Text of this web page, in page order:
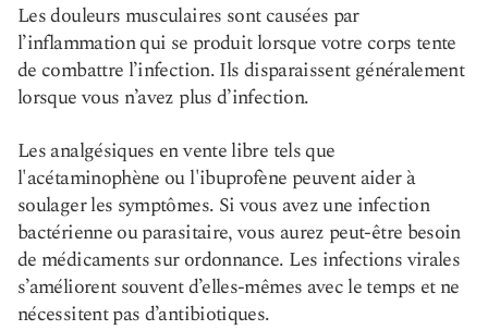
Les douleurs musculaires sont causées par
l’inflammation qui se produit lorsque votre corps tente
de combattre l’infection. Ils disparaissent généralement
lorsque vous n’avez plus d’infection.
Les analgésiques en vente libre tels que
l'acétaminophène ou l'ibuprofène peuvent aider à
soulager les symptômes. Si vous avez une infection
bactérienne ou parasitaire, vous aurez peut-être besoin
de médicaments sur ordonnance. Les infections virales
s’améliorent souvent d’elles-mêmes avec le temps et ne
nécessitent pas d’antibiotiques.